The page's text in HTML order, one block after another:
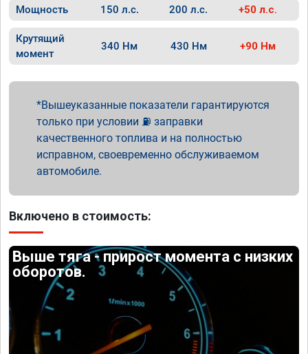
Мощность 150 л.с. 200 л.с. +50 л.с.
Крутящий
момент
340 Нм 430 Нм +90 Нм
Вышеуказанные показатели гарантируются
только при условии ⛽ заправки
качественного топлива и на полностью
исправном, своевременно обслуживаемом
автомобиле.
Включено в стоимость:
Выше тяга - прирост момента с низких
оборотов.